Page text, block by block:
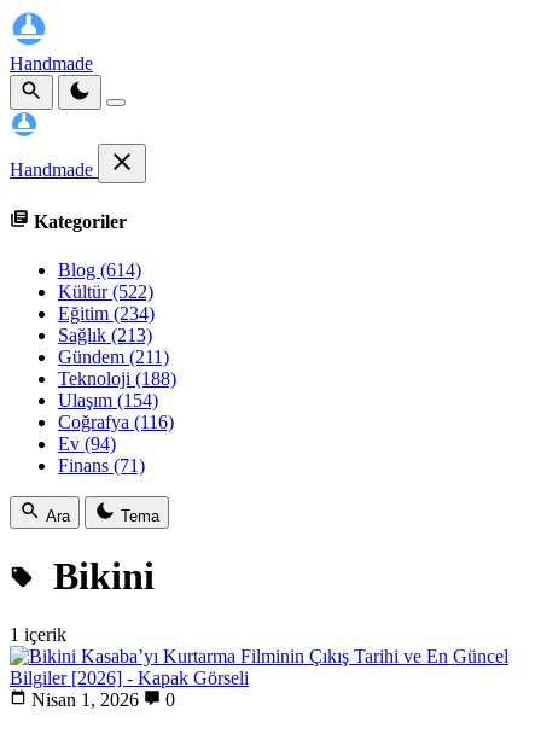
Handmade
Handmade
Kategoriler
Blog (614)
Kültür(522)
Eğitim (234)
Sağlık (213)
Gündem (211)
Teknoloji (188)
Ulaşım (154)
Coğrafya (116)
Ev (94)
Finans (71)
Ara Tema
Bikini
1 içerik
Nisan 1, 2026 0